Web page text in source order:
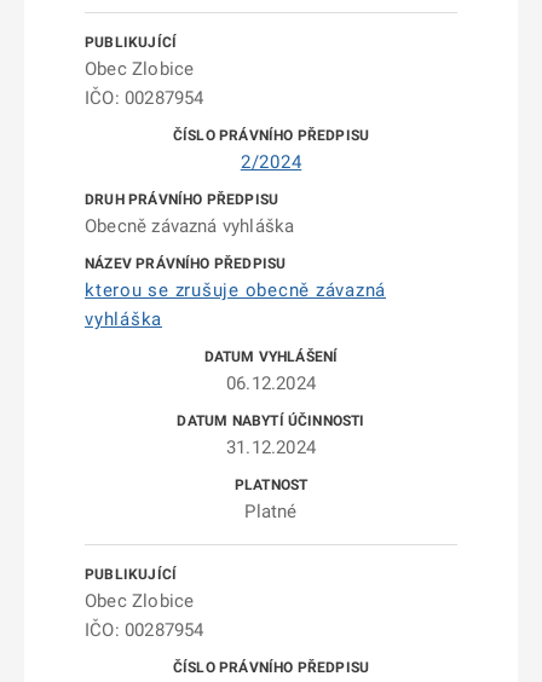
Obec Zlobice
IČO: 00287954
2/2024
Obecně závazná vyhláška
kterou se zrušuje obecně závazná
vyhláška
06.12.2024
31.12.2024
Platné
Obec Zlobice
IČO: 00287954